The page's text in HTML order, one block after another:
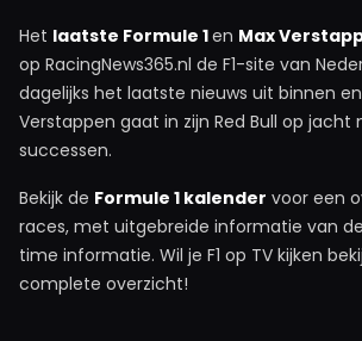
Bij RB heeft hij ook de vrijheid
het is maar de vraag of andere
TheRocketman
7 juli 22:29
Haha de boeman zijn herken
Het laatste Formule 1en Max
op RacingNews365.nl de F1-site van
dagelijks het laatste nieuws uit binnen
Verstappen gaat in zijn Red Bull op jacht
successen.
Bekijk de Formule 1 kalender voor een
races, met uitgebreide informatie van
time informatie. Wil je F1 op TV kijken
complete overzicht!